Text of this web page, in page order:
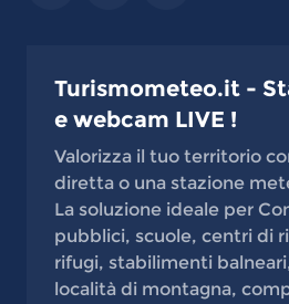
Turismometeo.it -
e webcam LIVE !
Valorizza il tuo territorio
diretta o una stazione
La soluzione ideale per
pubblici, scuole, centri di
rifugi, stabilimenti
località di montagna,